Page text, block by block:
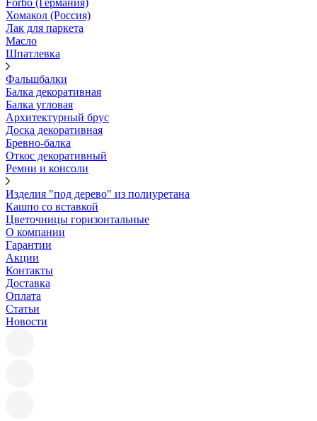
Forbo (Германия)
Хомакол (Россия)
Лак для паркета
Масло
Шпатлевка
Фальшбалки
Балка декоративная
Балка угловая
Архитектурный брус
Доска декоративная
Бревно-балка
Откос декоративный
Ремни и консоли
Изделия "под дерево" из полиуретана
Кашпо со вставкой
Цветочницы горизонтальные
О компании
Гарантии
Акции
Контакты
Доставка
Оплата
Статьи
Новости